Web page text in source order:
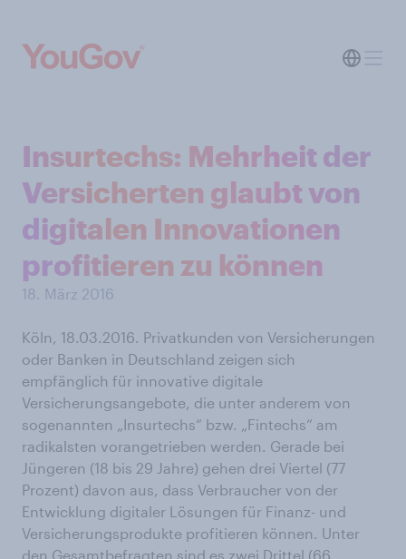
Insurtechs: Mehrheit der
Versicherten glaubt von
digitalen Innovationen
profitieren zu können
18. März 2016
Köln, 18.03.2016. Privatkunden von Versicherungen
oder Banken in Deutschland zeigen sich
empfänglich für innovative digitale
Versicherungsangebote, die unter anderem von
sogenannten „Insurtechs“ bzw. „Fintechs“ am
radikalsten vorangetrieben werden. Gerade bei
Jüngeren (18 bis 29 Jahre) gehen drei Viertel (77
Prozent) davon aus, dass Verbraucher von der
Entwicklung digitaler Lösungen für Finanz- und
Versicherungsprodukte profitieren können. Unter
den Gesamtbefragten sind es zwei Drittel (66